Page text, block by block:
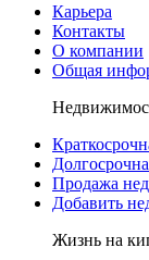
Карьера
Контакты
О компании
Общая
Продажа
Добавить
Жизнь на